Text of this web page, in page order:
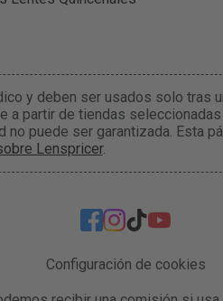
y deben ser usados solo tras
a partir de tiendas
puede ser garantizada. Esta
Lenspricer.
Configuración de cookies